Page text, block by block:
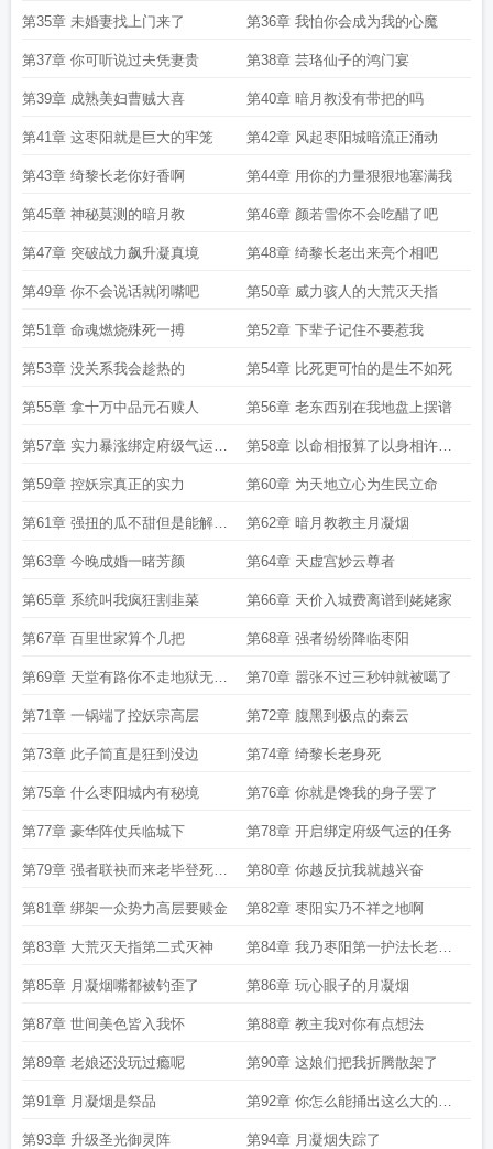
老
第35章 未婚妻找上门来了 第36章 我怕你会成为我的心魔
第37章 你可听说过夫凭妻贵 第38章 芸珞仙子的鸿门宴
第39章 成熟美妇曹贼大喜 第40章 暗月教没有带把的吗
第41章 这枣阳就是巨大的牢笼 第42章 风起枣阳城暗流正涌动
第43章 绮黎长老你好香啊 第44章 用你的力量狠狠地塞满我
第45章 神秘莫测的暗月教 第46章 颜若雪你不会吃醋了吧
第47章 突破战力飙升凝真境 第48章 绮黎长老出来亮个相吧
第49章 你不会说话就闭嘴吧 第50章 威力骇人的大荒灭天指
第51章 命魂燃烧殊死一搏 第52章 下辈子记住不要惹我
第53章 没关系我会趁热的 第54章 比死更可怕的是生不如死
第55章 拿十万中品元石赎人 第56章 老东西别在我地盘上摆谱
第57章 实力暴涨绑定府级气运的
条件
第58章 以命相报算了以身相许可
以
第59章 控妖宗真正的实力 第60章 为天地立心为生民立命
第61章 强扭的瓜不甜但是能解渴
啊
第62章 暗月教教主月凝烟
第63章 今晚成婚一睹芳颜 第64章 天虚宫妙云尊者
第65章 系统叫我疯狂割韭菜 第66章 天价入城费离谱到姥姥家
第67章 百里世家算个几把 第68章 强者纷纷降临枣阳
第69章 天堂有路你不走地狱无门
你闯进来
第70章 嚣张不过三秒钟就被噶了
第71章 一锅端了控妖宗高层 第72章 腹黑到极点的秦云
第73章 此子简直是狂到没边 第74章 绮黎长老身死
第75章 什么枣阳城内有秘境 第76章 你就是馋我的身子罢了
第77章 豪华阵仗兵临城下 第78章 开启绑定府级气运的任务
第79章 强者联袂而来老毕登死于
话多
第80章 你越反抗我就越兴奋
第81章 绑架一众势力高层要赎金 第82章 枣阳实乃不祥之地啊
第83章 大荒灭天指第二式灭神 第84章 我乃枣阳第一护法长老肖
枫
第85章 月凝烟嘴都被钓歪了 第86章 玩心眼子的月凝烟
第87章 世间美色皆入我怀 第88章 教主我对你有点想法
第89章 老娘还没玩过瘾呢 第90章 这娘们把我折腾散架了
第91章 月凝烟是祭品 第92章 你怎么能捅出这么大的篓
子
第93章 升级圣光御灵阵 第94章 月凝烟失踪了